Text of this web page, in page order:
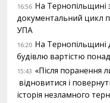
16:56 На Тернопільщині
документальний цикл
УПА
16:20 На Тернопільщині
будівлю вартістю
15:43 «Після поранення
відновитися і
історія незламного